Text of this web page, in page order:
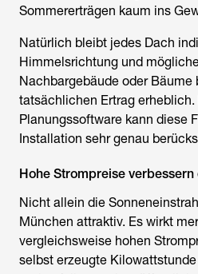
Sommererträgen kaum ins
Natürlich bleibt jedes Dach
Himmelsrichtung und
Nachbargebäude oder Bäume
tatsächlichen Ertrag erheblich.
Planungssoftware kann diese
Installation sehr genau
Hohe Strompreise
Nicht allein die
München attraktiv. Es wirkt
vergleichsweise hohen
selbst erzeugte